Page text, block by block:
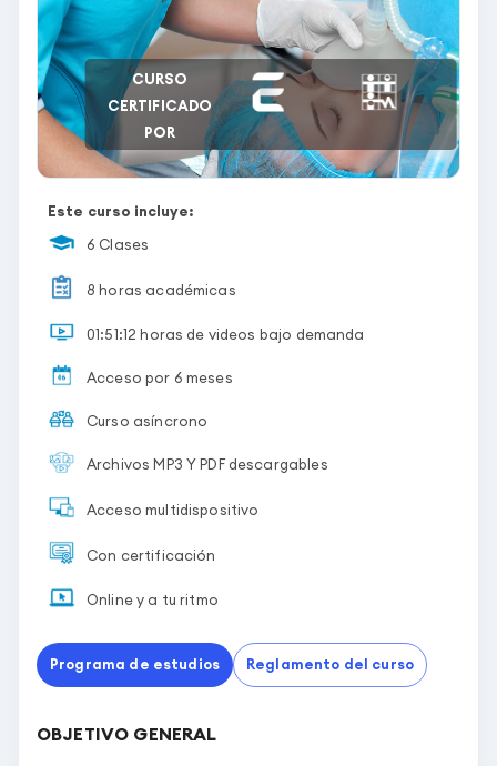
CURSO
CERTIFICADO
POR
Este curso incluye:
6 Clases
8 horas académicas
01:51:12 horas de videos bajo demanda
Acceso por 6 meses
Curso asíncrono
Archivos MP3 Y PDF descargables
Acceso multidispositivo
Con certificación
Online y a tu ritmo
Programa de estudios Reglamento del curso
OBJETIVO GENERAL